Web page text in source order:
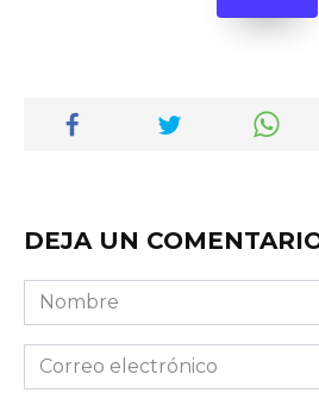
DEJA UN
Nombre
Correo
electrónico